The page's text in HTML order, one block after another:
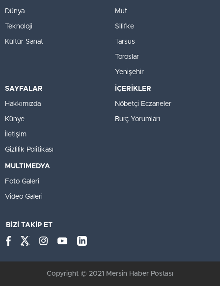
Dünya
Teknoloji
Kültür Sanat
Mut
Silifke
Tarsus
Toroslar
Yenişehir
SAYFALAR
Hakkımızda
Künye
İletişim
Gizlilik Politikası
İÇERİKLER
Nöbetçi Eczaneler
Burç Yorumları
MULTIMEDYA
Foto Galeri
Video Galeri
BİZİ TAKİP ET
Copyright © 2021 Mersin Haber Postası